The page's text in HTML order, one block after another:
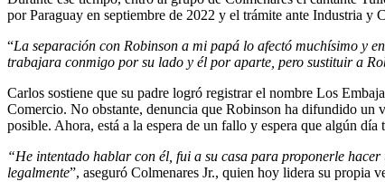
por Paraguay en septiembre de 2022 y el trámite ante Industria y
“La separación con Robinson a mi papá lo afectó muchísimo y
trabajara conmigo por su lado y él por aparte, pero sustituir a
Carlos sostiene que su padre logró registrar el nombre Los
Comercio. No obstante, denuncia que Robinson ha difundido un
posible. Ahora, está a la espera de un fallo y espera que algún día
“He intentado hablar con él, fui a su casa para proponerle
legalmente”, aseguró Colmenares Jr., quien hoy lidera su propia